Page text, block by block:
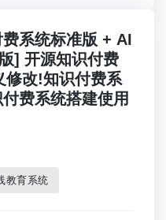
系统标准版 + AI
] 开源知识付费
修改!知识付费系
费系统搭建使用
教育系统